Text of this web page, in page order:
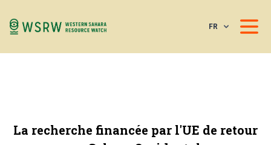
FR
La recherche financée par l'UE de retour